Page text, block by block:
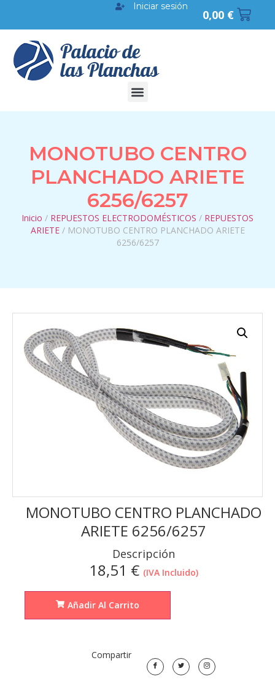
0,00 €
Iniciar sesión
MONOTUBO CENTRO
PLANCHADO ARIETE
6256/6257
Inicio / REPUESTOS ELECTRODOMÉSTICOS / REPUESTOS
ARIETE/ MONOTUBO CENTRO PLANCHADO ARIETE
6256/6257
MONOTUBO CENTRO PLANCHADO
ARIETE 6256/6257
Descripción
18,51 € (IVA Incluido)
Añadir Al Carrito
Compartir